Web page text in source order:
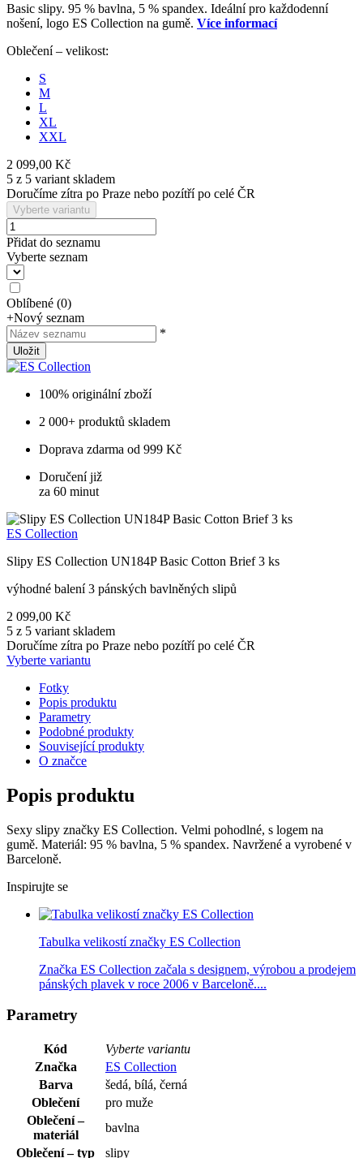
Basic slipy. 95 % bavlna, 5 % spandex. Ideální pro každodenní
nošení, logo ES Collection na gumě. Více informací
Oblečení – velikost:
S
M
L
XL
XXL
2 099,00 Kč
5 z 5 variant skladem
Doručíme zítra po Praze nebo pozítří po celé ČR
Vyberte variantu
Přidat do seznamu
Vyberte seznam
Oblíbené (0)
+Nový seznam
*
Uložit
100% originální zboží
2 000+ produktů skladem
Doprava zdarma od 999 Kč
Doručení již
za 60 minut
ES Collection
Slipy ES Collection UN184P Basic Cotton Brief 3 ks
výhodné balení 3 pánských bavlněných slipů
2 099,00 Kč
5 z 5 variant skladem
Doručíme zítra po Praze nebo pozítří po celé ČR
Vyberte variantu
Fotky
Popis produktu
Parametry
Podobné produkty
Související produkty
O značce
Popis produktu
Sexy slipy značky ES Collection. Velmi pohodlné, s logem na
gumě. Materiál: 95 % bavlna, 5 % spandex. Navržené a vyrobené v
Barceloně.
Inspirujte se
Tabulka velikostí značky ES Collection
Značka ES Collection začala s designem, výrobou a prodejem
pánských plavek v roce 2006 v Barceloně....
Parametry
Kód
Vyberte variantu
Značka
ES Collection
Barva
šedá, bílá, černá
Oblečení
pro muže
Oblečení –
materiál
bavlna
Oblečení – typ
slipy